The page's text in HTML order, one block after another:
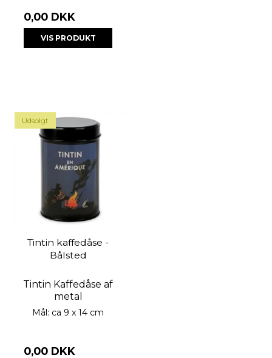
0,00 DKK
VIS PRODUKT
Udsolgt
Tintin kaffedåse -
Bålsted
Tintin Kaffedåse af
metal
Mål: ca 9 x 14 cm
0,00 DKK